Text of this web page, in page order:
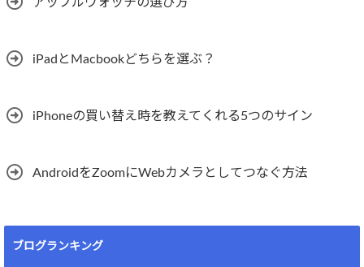
iPadとMacbookどちらを選ぶ？
iPhoneの買い替え時を教えてくれる5つのサイン
AndroidをZoomにWebカメラとしてつなぐ方法
ブログランキング